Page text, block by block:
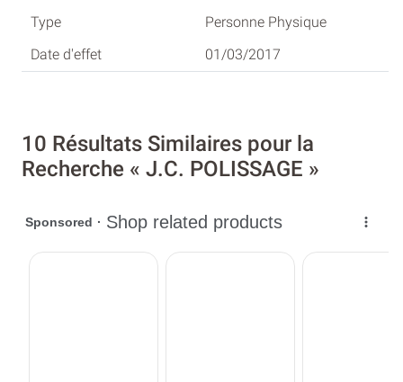
Personne Physique
01/03/2017
10 Résultats Similaires pour la
Recherche « J.C. POLISSAGE »